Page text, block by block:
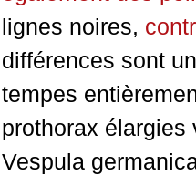
lignes noires,
différences sont
tempes
prothorax élargies
Vespula